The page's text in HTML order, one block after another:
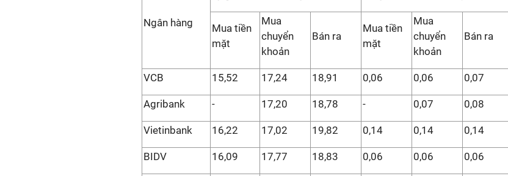
Ngân hàng
Mua tiền
mặt
Mua
chuyển
khoản
Bán ra
Mua tiền
mặt
Mua
chuyển
khoản
Bán ra
VCB 15,52 17,24 18,91 0,06 0,06 0,07
Agribank - 17,20 18,78 - 0,07 0,08
Vietinbank 16,22 17,02 19,82 0,14 0,14 0,14
BIDV 16,09 17,77 18,83 0,06 0,06 0,06